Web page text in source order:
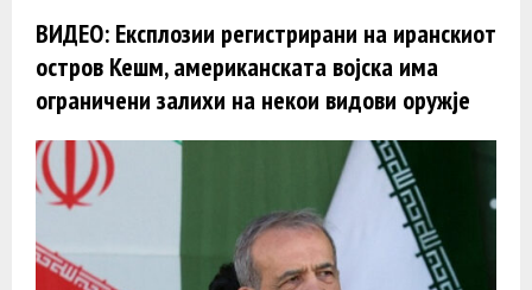
ВИДЕО: Експлозии регистрирани на иранскиот
остров Кешм, американската војска има
ограничени залихи на некои видови оружје